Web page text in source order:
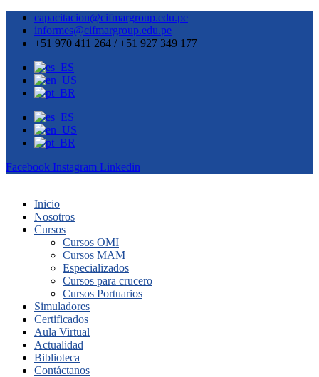
capacitacion@cifmargroup.edu.pe
informes@cifmargroup.edu.pe
+51 970 411 264 / +51 927 349 177
Facebook Instagram Linkedin
Inicio
Nosotros
Cursos
Cursos OMI
Cursos MAM
Especializados
Cursos para crucero
Cursos Portuarios
Simuladores
Certificados
Aula Virtual
Actualidad
Biblioteca
Contáctanos